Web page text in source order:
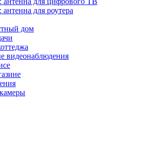
для роутера
дом
видеонаблюдения